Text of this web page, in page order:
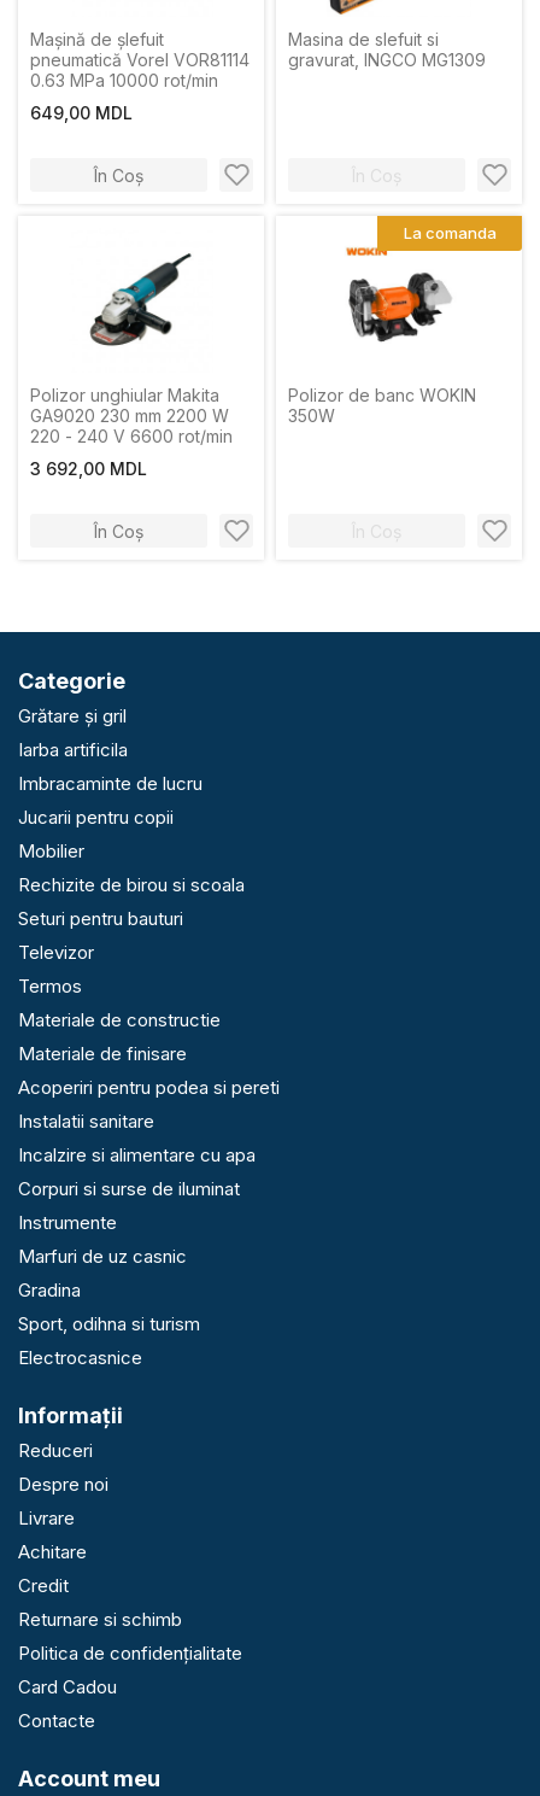
Mașină de şlefuit
pneumatică Vorel VOR81114
0.63 MPa 10000 rot/min
649,00 MDL
În Coș
Masina de slefuit si
gravurat, INGCO MG1309
În Coș
Polizor unghiular Makita
GA9020 230 mm 2200 W
220 - 240 V 6600 rot/min
3 692,00 MDL
În Coș
Polizor de banc WOKIN
350W
În Coș
La comanda
Categorie
Grătare și gril
Iarba artificila
Imbracaminte de lucru
Jucarii pentru copii
Mobilier
Rechizite de birou si scoala
Seturi pentru bauturi
Televizor
Termos
Materiale de constructie
Materiale de finisare
Acoperiri pentru podea si pereti
Instalatii sanitare
Incalzire si alimentare cu apa
Corpuri si surse de iluminat
Instrumente
Marfuri de uz casnic
Gradina
Sport, odihna si turism
Electrocasnice
Informaţii
Reduceri
Despre noi
Livrare
Achitare
Credit
Returnare si schimb
Politica de confidențialitate
Card Cadou
Contacte
Account meu